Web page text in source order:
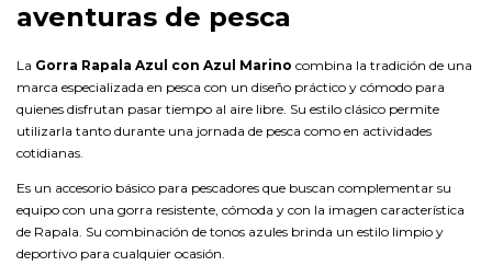
aventuras de pesca
La Gorra Rapala Azul con Azul Marino combina la tradición de una
marca especializada en pesca con un diseño práctico y cómodo para
quienes disfrutan pasar tiempo al aire libre. Su estilo clásico permite
utilizarla tanto durante una jornada de pesca como en actividades
cotidianas.
Es un accesorio básico para pescadores que buscan complementar su
equipo con una gorra resistente, cómoda y con la imagen característica
de Rapala. Su combinación de tonos azules brinda un estilo limpio y
deportivo para cualquier ocasión.